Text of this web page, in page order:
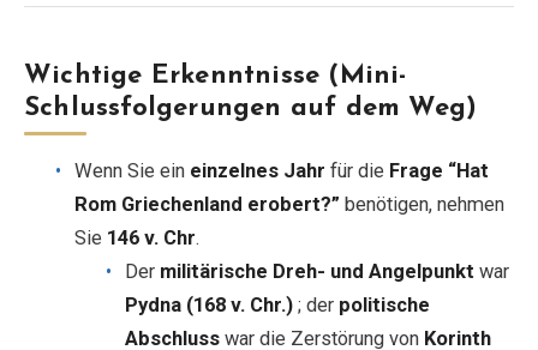
Wichtige Erkenntnisse (Mini-
Schlussfolgerungen auf dem Weg)
Wenn Sie ein einzelnes Jahr für die Frage “Hat
Rom Griechenland erobert?” benötigen, nehmen
Sie 146 v. Chr.
Der militärische Dreh- und Angelpunkt war
Pydna (168 v. Chr.) ; der politische
Abschluss war die Zerstörung von Korinth